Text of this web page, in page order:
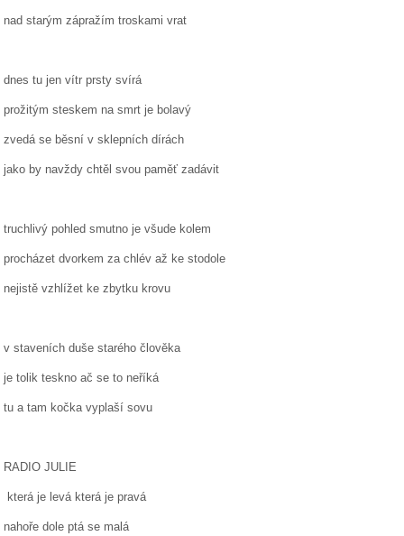
nad starým zápražím troskami vrat
dnes tu jen vítr prsty svírá
prožitým steskem na smrt je bolavý
zvedá se běsní v sklepních dírách
jako by navždy chtěl svou paměť zadávit
truchlivý pohled smutno je všude kolem
procházet dvorkem za chlév až ke stodole
nejistě vzhlížet ke zbytku krovu
v staveních duše starého člověka
je tolik teskno ač se to neříká
tu a tam kočka vyplaší sovu
RADIO JULIE
která je levá která je pravá
nahoře dole ptá se malá